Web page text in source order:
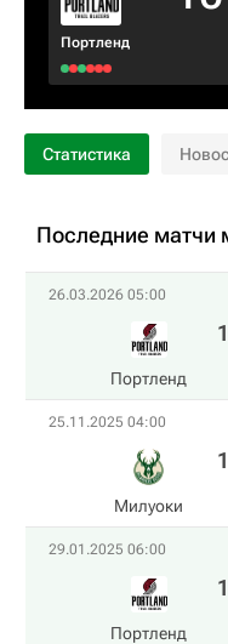
Портленд
Статистика
Последние матчи
26.03.2026 05:00
Портленд
25.11.2025 04:00
Милуоки
29.01.2025 06:00
Портленд